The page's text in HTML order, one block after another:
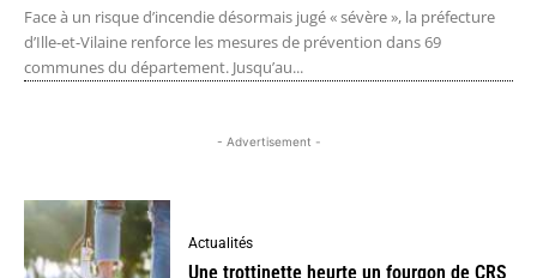
Face à un risque d’incendie désormais jugé « sévère », la préfecture
d’Ille-et-Vilaine renforce les mesures de prévention dans 69
communes du département. Jusqu’au...
- Advertisement -
Actualités
Une trottinette heurte un fourgon de CRS